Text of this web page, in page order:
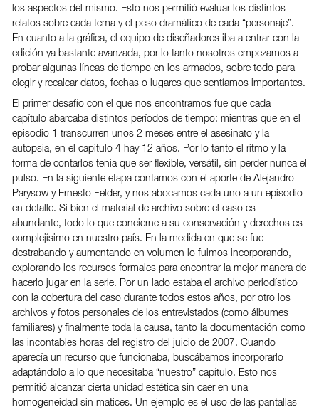
los aspectos del mismo. Esto nos permitió evaluar los distintos
relatos sobre cada tema y el peso dramático de cada “personaje”.
En cuanto a la gráfica, el equipo de diseñadores iba a entrar con la
edición ya bastante avanzada, por lo tanto nosotros empezamos a
probar algunas líneas de tiempo en los armados, sobre todo para
elegir y recalcar datos, fechas o lugares que sentíamos importantes.
El primer desafío con el que nos encontramos fue que cada
capítulo abarcaba distintos períodos de tiempo: mientras que en el
episodio 1 transcurren unos 2 meses entre el asesinato y la
autopsia, en el capítulo 4 hay 12 años. Por lo tanto el ritmo y la
forma de contarlos tenía que ser flexible, versátil, sin perder nunca el
pulso. En la siguiente etapa contamos con el aporte de Alejandro
Parysow y Ernesto Felder, y nos abocamos cada uno a un episodio
en detalle. Si bien el material de archivo sobre el caso es
abundante, todo lo que concierne a su conservación y derechos es
complejísimo en nuestro país. En la medida en que se fue
destrabando y aumentando en volumen lo fuimos incorporando,
explorando los recursos formales para encontrar la mejor manera de
hacerlo jugar en la serie. Por un lado estaba el archivo periodístico
con la cobertura del caso durante todos estos años, por otro los
archivos y fotos personales de los entrevistados (como álbumes
familiares) y finalmente toda la causa, tanto la documentación como
las incontables horas del registro del juicio de 2007. Cuando
aparecía un recurso que funcionaba, buscábamos incorporarlo
adaptándolo a lo que necesitaba “nuestro” capítulo. Esto nos
permitió alcanzar cierta unidad estética sin caer en una
homogeneidad sin matices. Un ejemplo es el uso de las pantallas